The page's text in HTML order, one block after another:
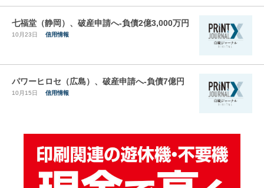
七福堂（静岡）、破産申請へ-負債2億3,000万円
10月23日 信用情報
パワーヒロセ（広島）、破産申請へ-負債7億円
10月15日 信用情報